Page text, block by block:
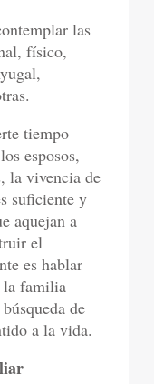
las
físico,
tiempo
esposos,
la vivencia de
suficiente y
aquejan a
el
es hablar
la familia
de
a la vida.